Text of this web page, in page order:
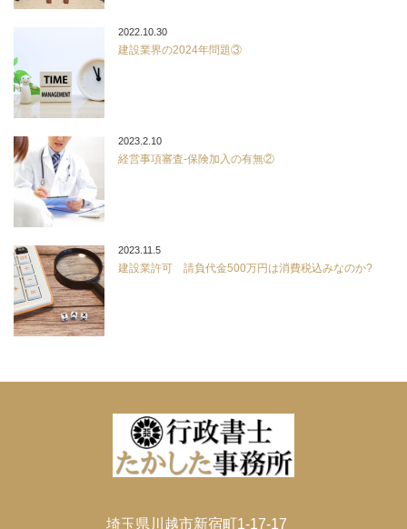
2022.10.30
建設業界の2024年問題③
2023.2.10
経営事項審査-保険加入の有無②
2023.11.5
建設業許可 請負代金500万円は消費税込みなのか?
埼玉県川越市新宿町1-17-17